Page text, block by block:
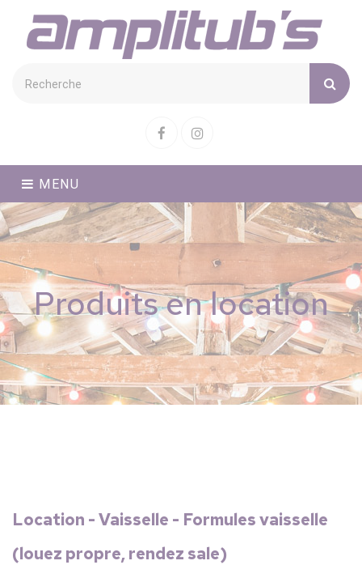
FacebookInstagram
MENU
Produits en location
Location - Vaisselle - Formules vaisselle
(louez propre, rendez sale)
Cookies management panel